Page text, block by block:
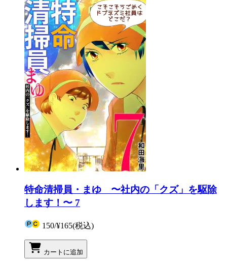
特命清掃員・まゆ 〜社内の「クズ」を駆除
します！〜 7
150/¥165(税込)
カートに追加